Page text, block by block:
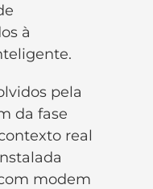
à
pela
da fase
real
modem